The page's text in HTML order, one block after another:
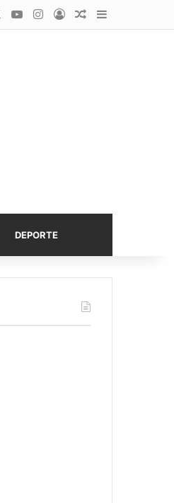
YouTubeInstagram
AccesoPublicación al
Barra lateral
DEPORTE